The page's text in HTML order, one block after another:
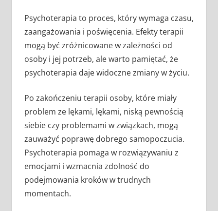
Psychoterapia to proces, który wymaga czasu,
zaangażowania i poświęcenia. Efekty terapii
mogą być zróżnicowane w zależności od
osoby i jej potrzeb, ale warto pamiętać, że
psychoterapia daje widoczne zmiany w życiu.
Po zakończeniu terapii osoby, które miały
problem ze lękami, lękami, niską pewnością
siebie czy problemami w związkach, mogą
zauważyć poprawę dobrego samopoczucia.
Psychoterapia pomaga w rozwiązywaniu z
emocjami i wzmacnia zdolność do
podejmowania kroków w trudnych
momentach.